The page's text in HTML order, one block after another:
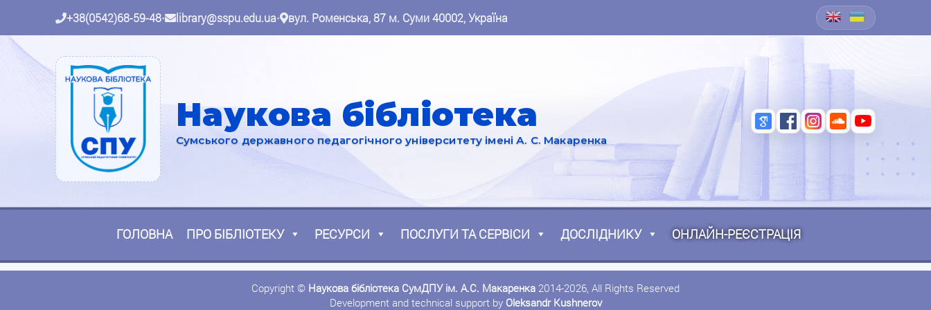
+38(0542)68-59-48• library@sspu.edu.ua• вул. Роменська, 87 м. Суми 40002, Україна
Наукова бібліотека
Сумського державного педагогічного університету імені А. С. Макаренка
ГОЛОВНА ПРО БІБЛІОТЕКУ РЕСУРСИ ПОСЛУГИ ТА СЕРВІСИ ДОСЛІДНИКУ ОНЛАЙН-РЕЄСТРАЦІЯ
Copyright © Наукова бібліотека СумДПУ ім. А.С. Макаренка 2014-2026, All Rights Reserved
Development and technical support by Oleksandr Kushnerov